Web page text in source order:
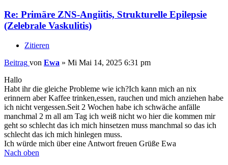
Re: Primäre ZNS-Angiitis, Strukturelle Epilepsie
(Zelebrale Vaskulitis)
Zitieren
Beitrag von Ewa » Mi Mai 14, 2025 6:31 pm
Hallo
Habt ihr die gleiche Probleme wie ich?Ich kann mich an nix
erinnern aber Kaffee trinken,essen, rauchen und mich anziehen habe
ich nicht vergessen.Seit 2 Wochen habe ich schwäche anfälle
manchmal 2 m all am Tag ich weiß nicht wo hier die kommen mir
geht so schlecht das ich mich hinsetzen muss manchmal so das ich
schlecht das ich mich hinlegen muss.
Ich würde mich über eine Antwort freuen Grüße Ewa
Nach oben